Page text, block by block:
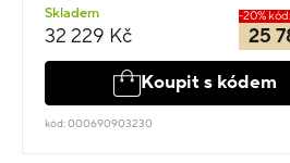
Skladem
32 229 Kč
-20%
25
Koupit s kódem
kód: 000690903230